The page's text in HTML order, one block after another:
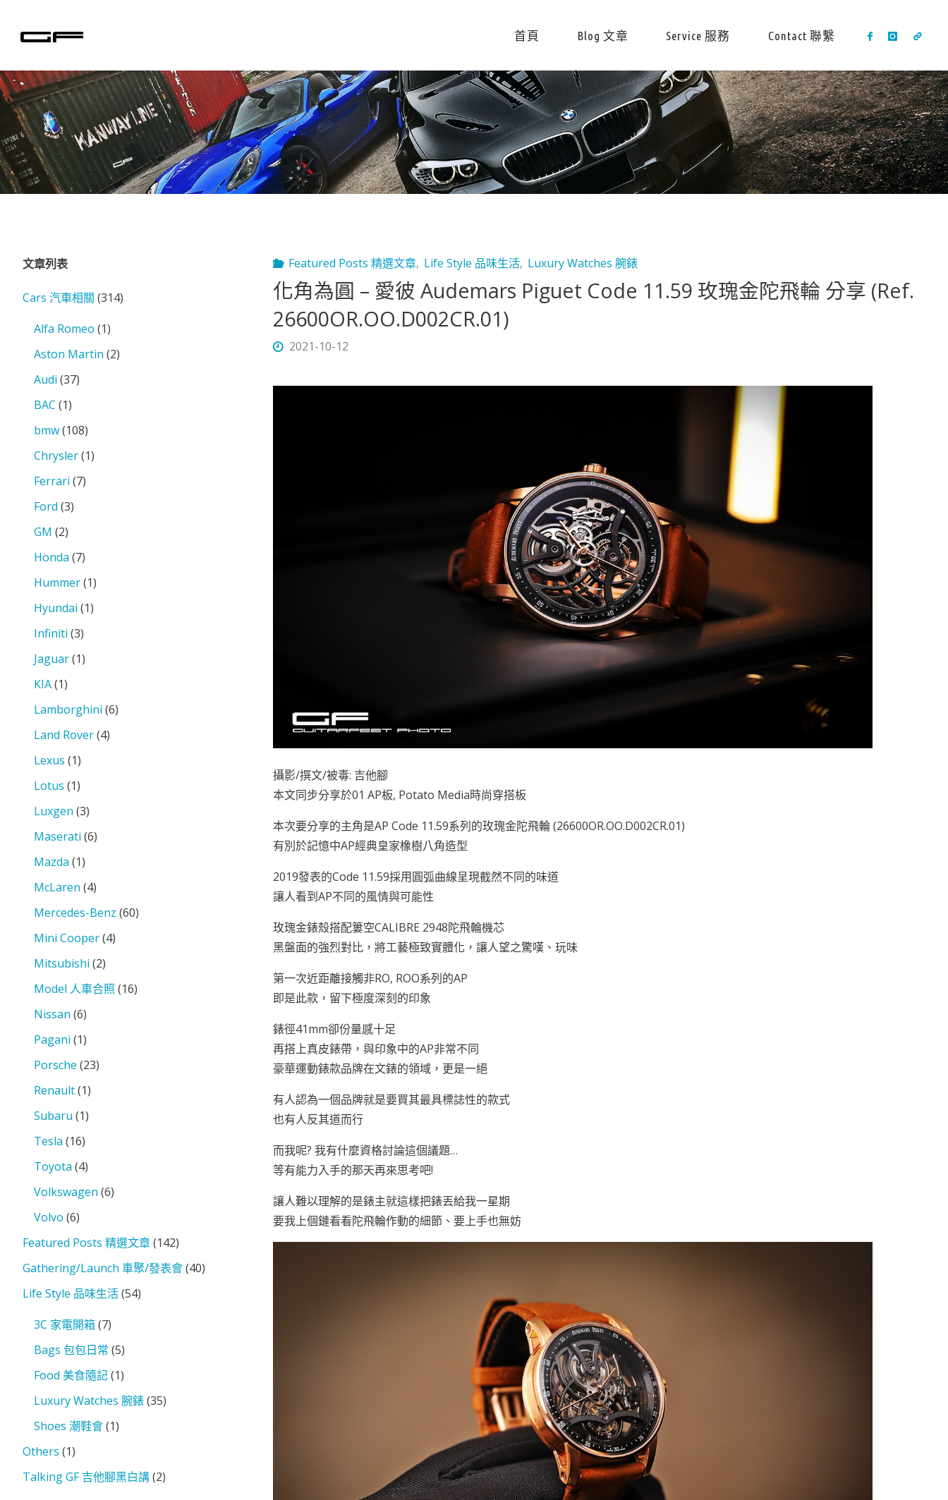
首頁 Blog 文章 Service 服務 Contact 聯繫
Featured Posts 精選文章, Life Style 品味生活, Luxury Watches 腕錶
化角為圓 – 愛彼 Audemars Piguet Code 11.59 玫瑰金陀飛輪 分享 (Ref.
26600OR.OO.D002CR.01)
2021-10-12
攝影/撰文/被毒: 吉他腳
本文同步分享於01 AP板, Potato Media時尚穿搭板
本次要分享的主角是AP Code 11.59系列的玫瑰金陀飛輪 (26600OR.OO.D002CR.01)
有別於記憶中AP經典皇家橡樹八角造型
2019發表的Code 11.59採用圓弧曲線呈現截然不同的味道
讓人看到AP不同的風情與可能性
玫瑰金錶殼搭配簍空CALIBRE 2948陀飛輪機芯
黑盤面的強烈對比，將工藝極致實體化，讓人望之驚嘆、玩味
第一次近距離接觸非RO, ROO系列的AP
即是此款，留下極度深刻的印象
錶徑41mm卻份量感十足
再搭上真皮錶帶，與印象中的AP非常不同
豪華運動錶款品牌在文錶的領域，更是一絕
有人認為一個品牌就是要買其最具標誌性的款式
也有人反其道而行
而我呢? 我有什麼資格討論這個議題…
等有能力入手的那天再來思考吧!
讓人難以理解的是錶主就這樣把錶丟給我一星期
要我上個鏈看看陀飛輪作動的細節、要上手也無妨
文章列表
Cars 汽車相關 (314)
Alfa Romeo (1)
Aston Martin (2)
Audi (37)
BAC (1)
bmw(108)
Chrysler(1)
Ferrari (7)
Ford (3)
GM (2)
Honda (7)
Hummer(1)
Hyundai (1)
Infiniti (3)
Jaguar(1)
KIA(1)
Lamborghini (6)
Land Rover(4)
Lexus (1)
Lotus (1)
Luxgen (3)
Maserati (6)
Mazda (1)
McLaren (4)
Mercedes-Benz (60)
Mini Cooper(4)
Mitsubishi (2)
Model 人車合照 (16)
Nissan (6)
Pagani (1)
Porsche (23)
Renault(1)
Subaru (1)
Tesla (16)
Toyota (4)
Volkswagen (6)
Volvo (6)
Featured Posts 精選文章(142)
Gathering/Launch 車聚/發表會(40)
Life Style 品味生活(54)
3C 家電開箱(7)
Bags 包包日常 (5)
Food 美食隨記(1)
Luxury Watches 腕錶(35)
Shoes 潮鞋會(1)
Others (1)
Talking GF 吉他腳黑白講(2)